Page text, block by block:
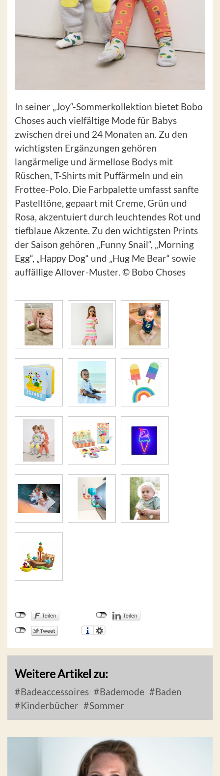
In seiner „Joy“-Sommerkollektion bietet Bobo
Choses auch vielfältige Mode für Babys
zwischen drei und 24 Monaten an. Zu den
wichtigsten Ergänzungen gehören
langärmelige und ärmellose Bodys mit
Rüschen, T-Shirts mit Puffärmeln und ein
Frottee-Polo. Die Farbpalette umfasst sanfte
Pastelltöne, gepaart mit Creme, Grün und
Rosa, akzentuiert durch leuchtendes Rot und
tiefblaue Akzente. Zu den wichtigsten Prints
der Saison gehören „Funny Snail“, „Morning
Egg“, „Happy Dog“ und „Hug Me Bear“ sowie
auffällige Allover-Muster. © Bobo Choses
Weitere Artikel zu:
Badeaccessoires Bademode
Baden
Kinderbücher
Sommer